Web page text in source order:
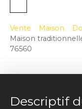
Vente Maison
Maison
76560
Descriptif